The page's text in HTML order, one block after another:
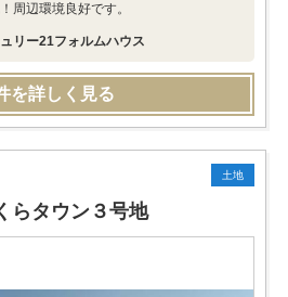
周辺環境良好です。
リー21フォルムハウス
を詳しく見る
土地
らタウン３号地